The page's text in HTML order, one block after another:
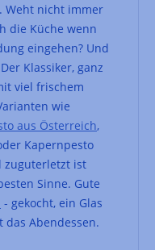
Weht nicht immer
die Küche wenn
eingehen? Und
Klassiker, ganz
viel frischem
wie
aus Österreich,
Kapernpesto
zuguterletzt ist
Sinne. Gute
- gekocht, ein Glas
das Abendessen.